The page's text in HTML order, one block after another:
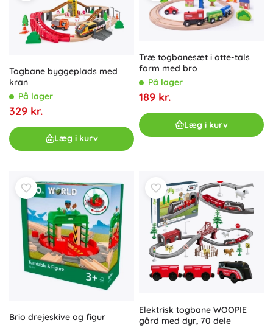
Togbane byggeplads med
kran
På lager
329 kr.
Læg i kurv
Træ togbanesæt i otte-tals
form med bro
På lager
189 kr.
Læg i kurv
Brio drejeskive og figur
Elektrisk togbane WOOPIE
gård med dyr, 70 dele